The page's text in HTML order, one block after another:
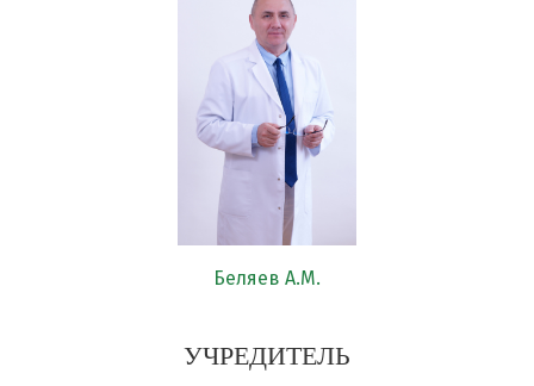
Беляев А.М.
УЧРЕДИТЕЛЬ